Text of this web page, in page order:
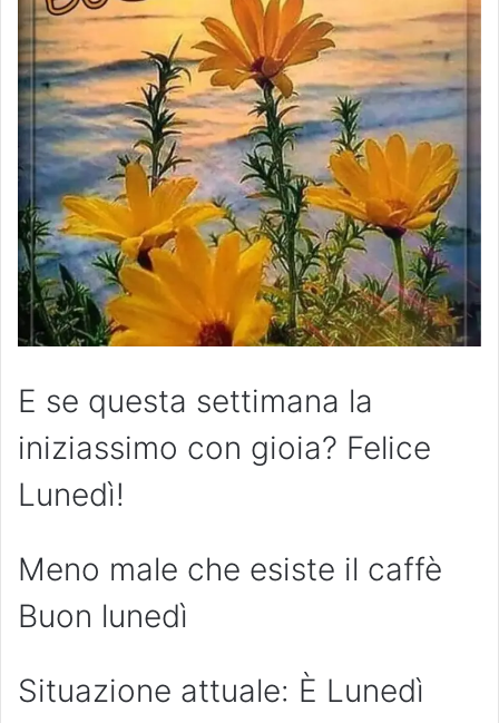
E se questa settimana la
iniziassimo con gioia? Felice
Lunedì!
Meno male che esiste il caffè
Buon lunedì
Situazione attuale: È Lunedì